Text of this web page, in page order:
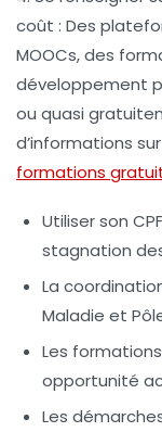
coût : Des
MOOCs, des
développement
ou quasi
d’informations
formations
Utiliser son
stagnation
La
Maladie et
Les
opportunité
Les